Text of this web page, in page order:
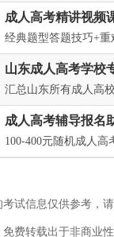
成人高考精讲视频
经典题型答题技巧+
山东成人高考学校
汇总山东所有成人高
成人高考辅导报名
100-400元随机成人高
试信息仅供参考，
费转载出于非商业